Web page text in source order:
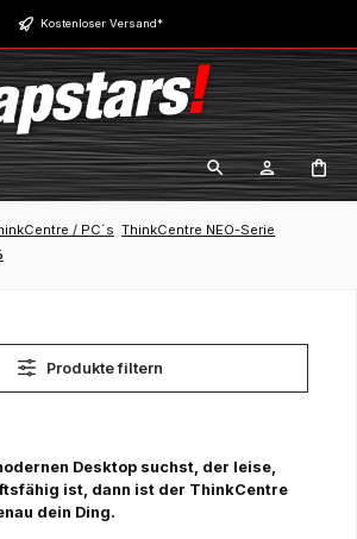
Kostenloser Versand*
/ PC´s ThinkCentre NEO-Serie
Produkte filtern
Desktop suchst, der leise,
ist, dann ist der ThinkCentre
dein Ding.